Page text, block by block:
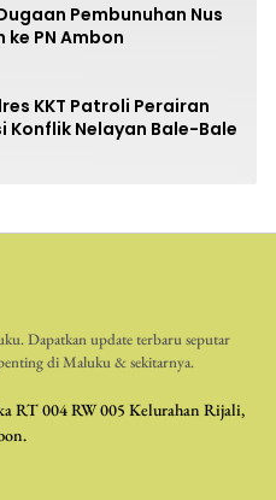
Pembunuhan Nus
ke PN Ambon
KKT Patroli Perairan
Konflik Nelayan Bale-Bale
Dapatkan update terbaru seputar
di Maluku & sekitarnya.
RT 004 RW 005 Kelurahan Rijali,